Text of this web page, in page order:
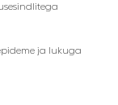
ja lukuga